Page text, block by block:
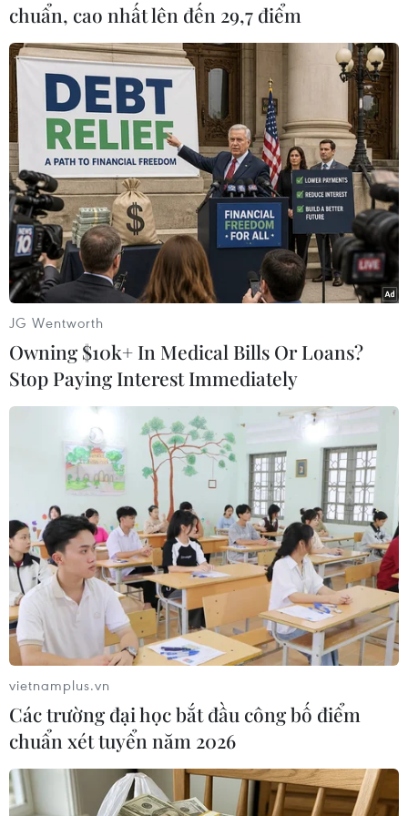
chúng tôichưa xác nhận được lò phản ứng
(nóng chảy) là nguyên nhân chính nhưng đã
nhậnđược báo cáo là có vụ nổ như vậy."
Cơ quan chức năng ở tỉnh Fukushima xác nhận
vụ nổ đã phá hủy trần của lòphản ứng hạt nhân,
làm bốn nhân viên Công ty Điện lực Tokyo bị
thương.
Công ty Điện lực Tokyo xác nhận mức độ liều
phóng xạ tại hiện trường vàothời điểm 3 giờ 30
phút chiều cùng ngày là 1015 microsievert/giờ,
tương đươngvới liều chiếu xạ của một người
bình thường trong vòng một năm (1milisievert
=1000microsievert).
Trong cuộc sống thường ngày, mức độ phơi
nhiễm phóng xạ trong 1 giờ củamỗi người là
0,05microsievert. Chuyên gia về an toàn bức xạ
cho biết giới hạnliều bức xạ đối với một người
trong một năm là 50 milisievert và trong vòng
5năm là 100 milisievert./.
Cao Phong (Vietnam+)
chuẩn, cao nhất lên đến 29,7 điểm
JG Wentworth
Owning $10k+ In Medical Bills Or Loans?
Stop Paying Interest Immediately
vietnamplus.vn
Các trường đại học bắt đầu công bố điểm
chuẩn xét tuyển năm 2026